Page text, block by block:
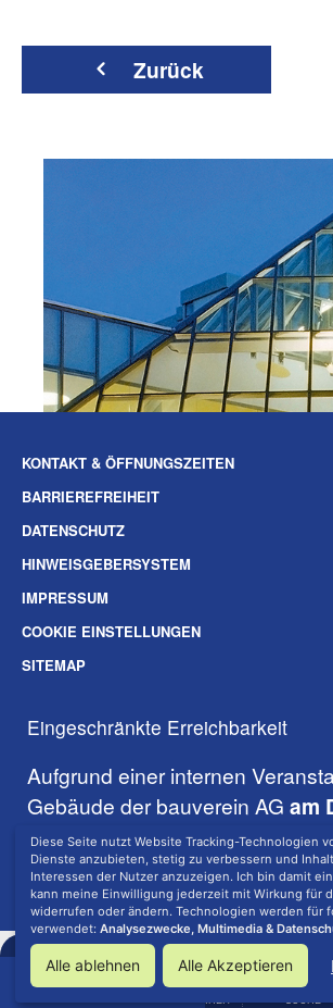
Eingeschränkte Erreichbarkeit
Aufgrund einer internen
Gebäude der bauverein AG am
den 18.08.2026 geschlossen.
Die telefonische Erreichbarkeit ist
Seite vorlesen lassen:
MENÜ BARRIEREFREIHEIT SUCHE
Zurück
KONTAKT & ÖFFNUNGSZEITEN
BARRIEREFREIHEIT
DATENSCHUTZ
HINWEISGEBERSYSTEM
IMPRESSUM
COOKIE EINSTELLUNGEN
SITEMAP
© 2026 BAUVEREIN AG DARMSTADT
Diese Seite nutzt Website Tracking-Technologien
Dienste anzubieten, stetig zu verbessern und
Interessen der Nutzer anzuzeigen. Ich bin damit
kann meine Einwilligung jederzeit mit Wirkung für
widerrufen oder ändern. Technologien werden für
verwendet: Analysezwecke, Multimedia &
Alle ablehnen Alle Akzeptieren